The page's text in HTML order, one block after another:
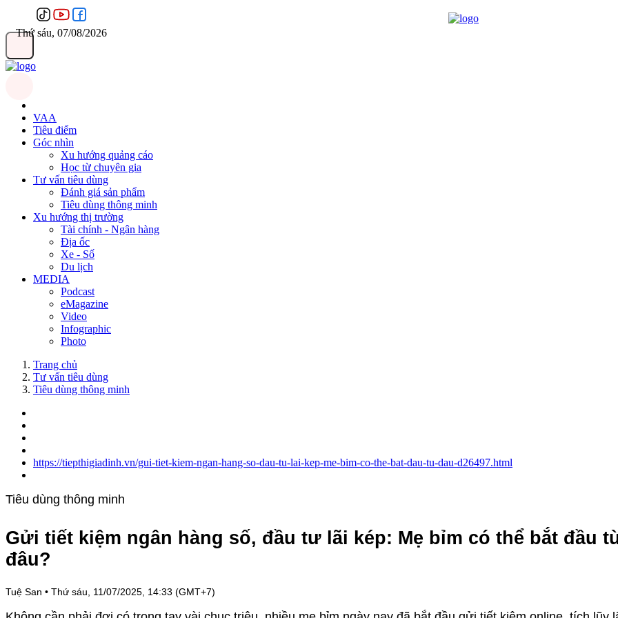
Thứ sáu, 07/08/2026
VAA
Tiêu điểm
Góc nhìn
Xu hướng quảng cáo
Học từ chuyên gia
Tư vấn tiêu dùng
Đánh giá sản phẩm
Tiêu dùng thông minh
Xu hướng thị trường
Tài chính - Ngân hàng
Địa ốc
Xe - Số
Du lịch
MEDIA
Podcast
eMagazine
Video
Infographic
Photo
Trang chủ
Tư vấn tiêu dùng
Tiêu dùng thông minh
https://tiepthigiadinh.vn/gui-tiet-kiem-ngan-hang-so-dau-tu-lai-kep-me-bim-co-the-bat-dau-tu-dau-d26497.html
Tiêu dùng thông minh
Gửi tiết kiệm ngân hàng số, đầu tư lãi kép: Mẹ bỉm có thể bắt đầu
đâu?
Tuệ San • Thứ sáu, 11/07/2025, 14:33 (GMT+7)